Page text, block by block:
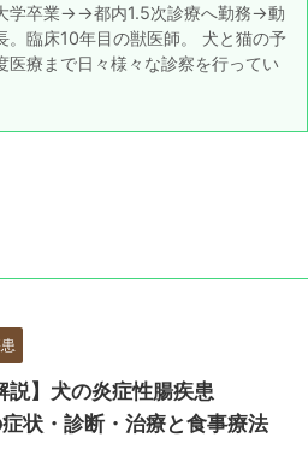
学卒業→→都内1.5次診療へ勤務→動
。臨床10年目の獣医師。 犬と猫の予
医療まで日々様々な診察を行ってい
説】犬の炎症性腸疾患
症状・診断・治療と食事療法